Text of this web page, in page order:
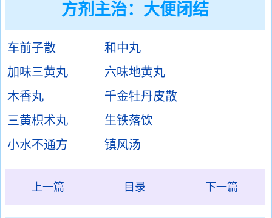
方剂主治： 大便闭结
车前子散
和中丸
加味三黄丸
六味地黄丸
木香丸
千金牡丹皮散
三黄枳术丸
生铁落饮
小水不通方
镇风汤
上一篇 目录 下一篇